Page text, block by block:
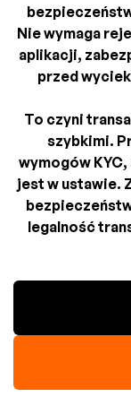
Nie wymaga
aplikacji,
przed
To czyni
szybkimi.
wymogów
jest w ustawie.
legalność